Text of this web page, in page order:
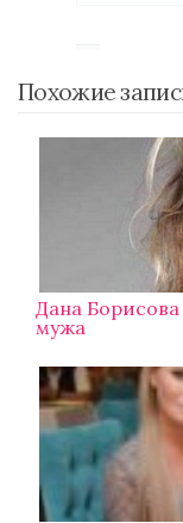
Похожие
Дана Борисова
мужа